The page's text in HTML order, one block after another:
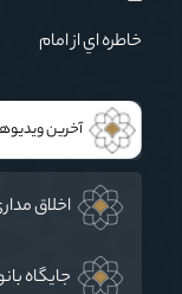
خاطره اي از امام
آخرین
اخلاق
جايگاه